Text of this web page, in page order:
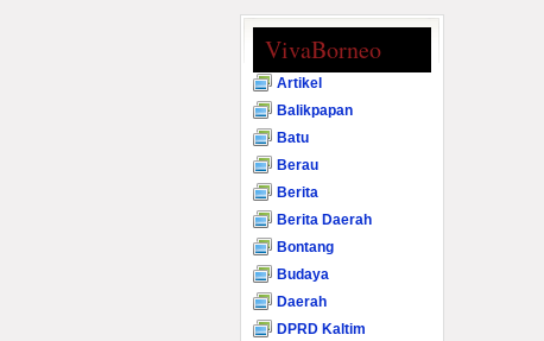
VivaBorneo
Artikel
Balikpapan
Batu
Berau
Berita
Berita Daerah
Bontang
Budaya
Daerah
DPRD Kaltim